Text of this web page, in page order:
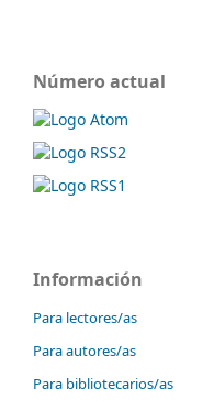
Número actual
Información
Para lectores/as
Para autores/as
Para bibliotecarios/as